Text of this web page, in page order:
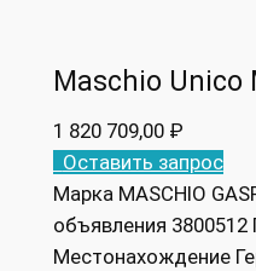
Maschio Unico
1 820 709,00 ₽
Оставить запрос
Марка MASCHIO
объявления 3800512
Местонахождение